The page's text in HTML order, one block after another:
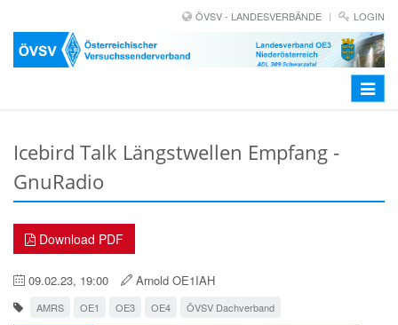
ÖVSV - LANDESVERBÄNDE LOGIN
Toggle
Icebird Talk Längstwellen Empfang -
GnuRadio
Download PDF
09.02.23, 19:00 Arnold OE1IAH
AMRS OE1 OE3 OE4 ÖVSV Dachverband